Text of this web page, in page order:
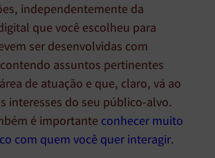
independentemente da
que você escolheu para
ser desenvolvidas com
assuntos pertinentes
de atuação e que, claro, vá ao
interesses do seu público-alvo.
é importante conhecer muito
com quem você quer interagir.